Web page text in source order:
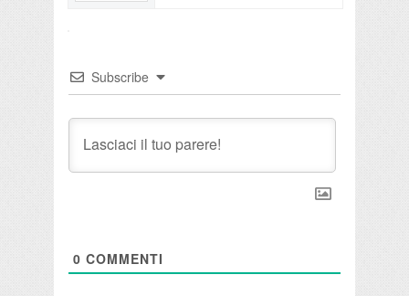
Subscribe
0 COMMENTI